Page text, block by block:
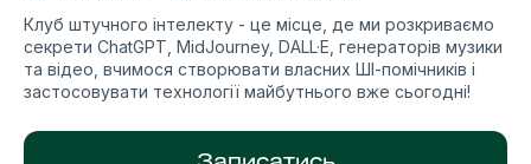
Клуб штучного інтелекту - це місце, де ми розкриваємо
секрети ChatGPT, MidJourney, DALL·E, генераторів музики
та відео, вчимося створювати власних ШІ-помічників і
застосовувати технології майбутнього вже сьогодні!